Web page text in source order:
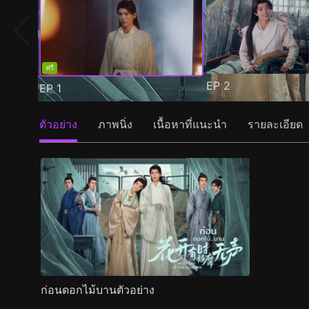
ฟรี
EP1 EP2
ตัวอย่าง ภาพนิ่ง เนื้อหาที่แนะนำ รายละเอียด
ก่อนดอกไม้บานตัวอย่าง